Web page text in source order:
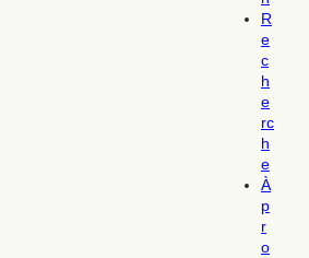
R
e
c
h
e
rc
h
e
À
p
r
o